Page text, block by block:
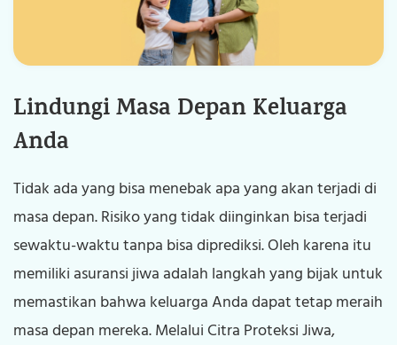
Blog
Tentang Kami
Karier
Lindungi Masa Depan Keluarga
Anda
Tidak ada yang bisa menebak apa yang akan terjadi di
masa depan. Risiko yang tidak diinginkan bisa terjadi
sewaktu-waktu tanpa bisa diprediksi. Oleh karena itu
memiliki asuransi jiwa adalah langkah yang bijak untuk
memastikan bahwa keluarga Anda dapat tetap meraih
masa depan mereka. Melalui Citra Proteksi Jiwa,